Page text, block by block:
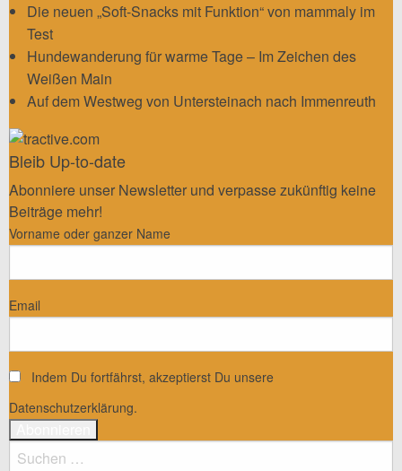
Die neuen „Soft-Snacks mit Funktion“ von mammaly im
Test
Hundewanderung für warme Tage – Im Zeichen des
Weißen Main
Auf dem Westweg von Untersteinach nach Immenreuth
Bleib Up-to-date
Abonniere unser Newsletter und verpasse zukünftig keine
Beiträge mehr!
Vorname oder ganzer Name
Email
Indem Du fortfährst, akzeptierst Du unsere
Datenschutzerklärung.
Suchen